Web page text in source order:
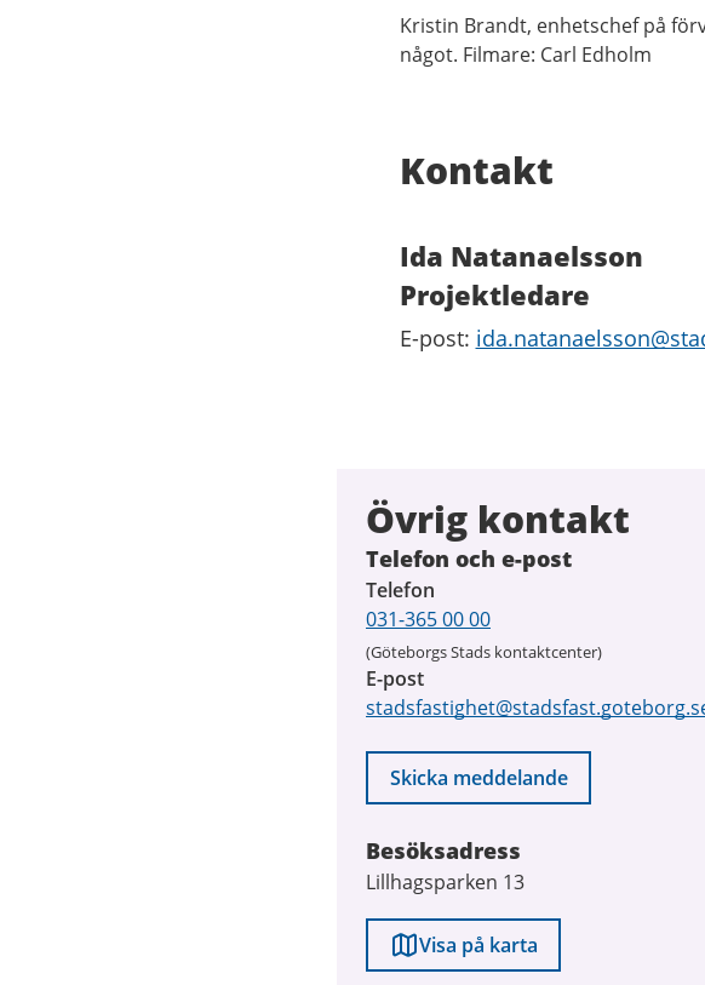
Kristin Brandt, enhetschef på
något. Filmare: Carl Edholm
Kontakt
Ida Natanaelsson
Projektledare
E-post:
Övrig kontakt
Telefon och e-post
Telefon
031-365 00 00
(Göteborgs Stads kontaktcenter)
E-post
Skicka meddelande
Besöksadress
Lillhagsparken 13
Visa på karta